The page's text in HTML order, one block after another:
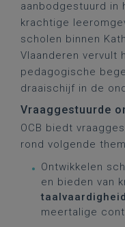
aanbodgestuurd in
krachtige
scholen binnen
Vlaanderen vervult
pedagogische
draaischijf in de
Vraaggestuurde
OCB biedt
rond volgende
Ontwikkelen
en bieden van
meertalige